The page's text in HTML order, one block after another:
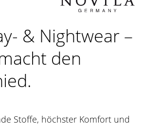
& Nightwear –
den
Stoffe, höchster Komfort und